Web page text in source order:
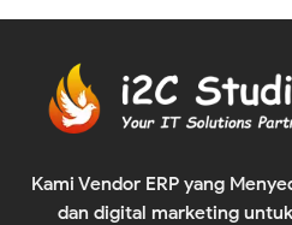
Kami Vendor ERP yang
dan digital marketing